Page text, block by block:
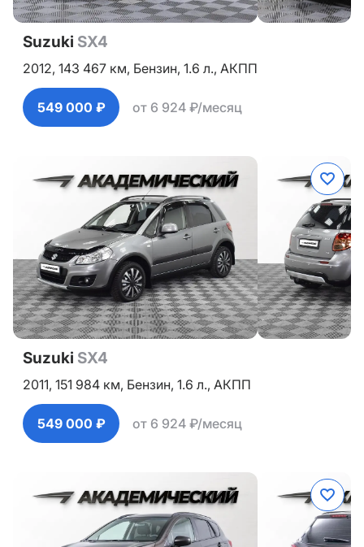
Suzuki SX4
2012, 143 467 км, Бензин, 1.6 л., АКПП
549 000 ₽ от 6 924 ₽/месяц
Suzuki SX4
2011, 151 984 км, Бензин, 1.6 л., АКПП
549 000 ₽ от 6 924 ₽/месяц